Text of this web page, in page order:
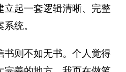
立起一套逻辑清晰、完整
统。
书则不如无书。个人觉得